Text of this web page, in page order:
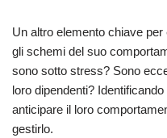
Un altro elemento chiave
gli schemi del suo
sono sotto stress? Sono
loro dipendenti?
anticipare il loro
gestirlo.